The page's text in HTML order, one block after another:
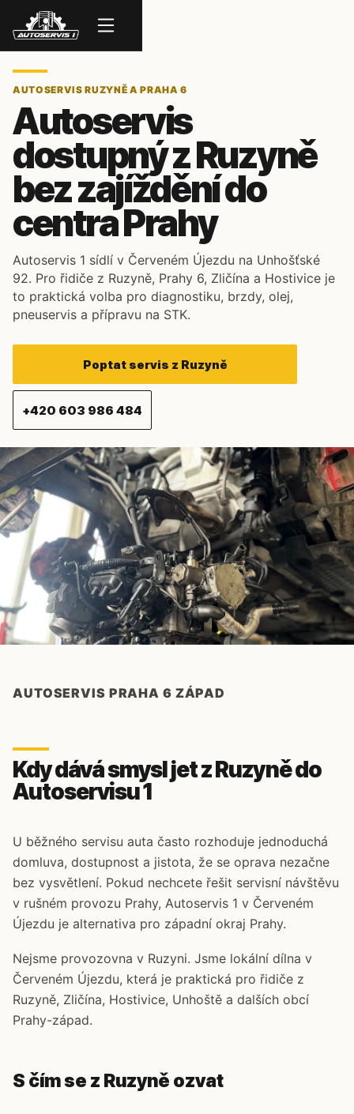
Menu
AUTOSERVIS RUZYNĚ A PRAHA 6
Autoservis
dostupný z Ruzyně
bez zajíždění do
centra Prahy
Autoservis 1 sídlí v Červeném Újezdu na Unhošťské
92. Pro řidiče z Ruzyně, Prahy 6, Zličína a Hostivice je
to praktická volba pro diagnostiku, brzdy, olej,
pneuservis a přípravu na STK.
Poptat servis z Ruzyně
+420 603 986 484
AUTOSERVIS PRAHA 6 ZÁPAD
Kdy dává smysl jet z Ruzyně do
Autoservisu 1
U běžného servisu auta často rozhoduje jednoduchá
domluva, dostupnost a jistota, že se oprava nezačne
bez vysvětlení. Pokud nechcete řešit servisní návštěvu
v rušném provozu Prahy, Autoservis 1 v Červeném
Újezdu je alternativa pro západní okraj Prahy.
Nejsme provozovna v Ruzyni. Jsme lokální dílna v
Červeném Újezdu, která je praktická pro řidiče z
Ruzyně, Zličína, Hostivice, Unhoště a dalších obcí
Prahy-západ.
S čím se z Ruzyně ozvat